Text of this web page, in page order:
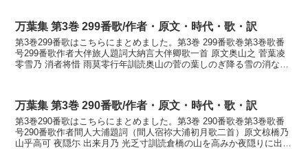
万葉集 第3巻 299番歌/作者・原文・時代・歌・訳
第3巻299番歌はこちらにまとめました。第3巻 299番歌巻第3巻歌番
号299番歌作者大伴旅人題詞大納言大伴卿歌一首 原文奥山之 菅葉凌
零雪乃 消者将惜 雨莫零行年訓読奥山の菅の葉しのぎ降る雪の消なば
万葉集 第3巻 290番歌/作者・原文・時代・歌・訳
第3巻290番歌はこちらにまとめました。第3巻 290番歌巻第3巻歌番
号290番歌作者間人大浦題詞（間人宿祢大浦初月歌二首）原文椋橋乃
山乎高可 夜隠尓 出来月乃 光乏寸訓読倉橋の山を高みか夜隠りに出で